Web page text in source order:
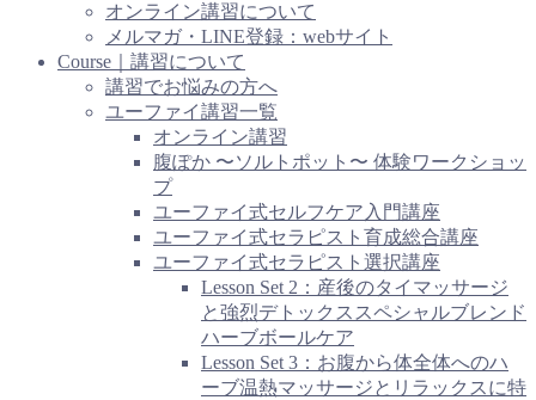
オンライン講習について
メルマガ・LINE登録：webサイト
Course｜講習について
講習でお悩みの方へ
ユーファイ講習一覧
オンライン講習
腹ぽか 〜ソルトポット〜 体験ワークショッ
プ
ユーファイ式セルフケア入門講座
ユーファイ式セラピスト育成総合講座
ユーファイ式セラピスト選択講座
Lesson Set 2：産後のタイマッサージ
と強烈デトックススペシャルブレンド
ハーブボールケア
Lesson Set 3：お腹から体全体へのハ
ーブ温熱マッサージとリラックスに特